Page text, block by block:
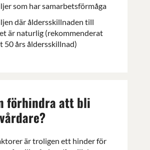
som har samarbetsförmåga
där åldersskillnaden till
är naturlig (rekommenderat
50 års åldersskillnad)
förhindra att bli
är troligen ett hinder för